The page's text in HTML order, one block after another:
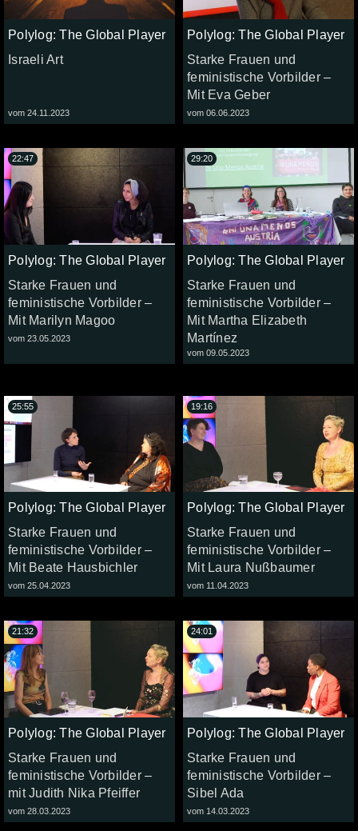
Polylog: The Global Player
Israeli Art
vom 24.11.2023
Polylog: The Global Player
Starke Frauen und
feministische Vorbilder –
Mit Eva Geber
vom 06.06.2023
Polylog: The Global Player
Starke Frauen und
feministische Vorbilder –
Mit Marilyn Magoo
vom 23.05.2023
22:47
Polylog: The Global Player
Starke Frauen und
feministische Vorbilder –
Mit Martha Elizabeth
Martínez
vom 09.05.2023
29:20
Polylog: The Global Player
Starke Frauen und
feministische Vorbilder –
Mit Beate Hausbichler
vom 25.04.2023
25:55
Polylog: The Global Player
Starke Frauen und
feministische Vorbilder –
Mit Laura Nußbaumer
vom 11.04.2023
19:16
Polylog: The Global Player
Starke Frauen und
feministische Vorbilder –
mit Judith Nika Pfeiffer
vom 28.03.2023
21:32
Polylog: The Global Player
Starke Frauen und
feministische Vorbilder –
Sibel Ada
vom 14.03.2023
24:01